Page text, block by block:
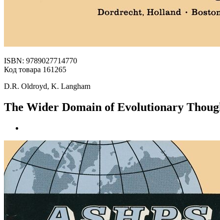
ISBN: 9789027714770
Код товара 161265
D.R. Oldroyd, K. Langham
The Wider Domain of Evolutionary